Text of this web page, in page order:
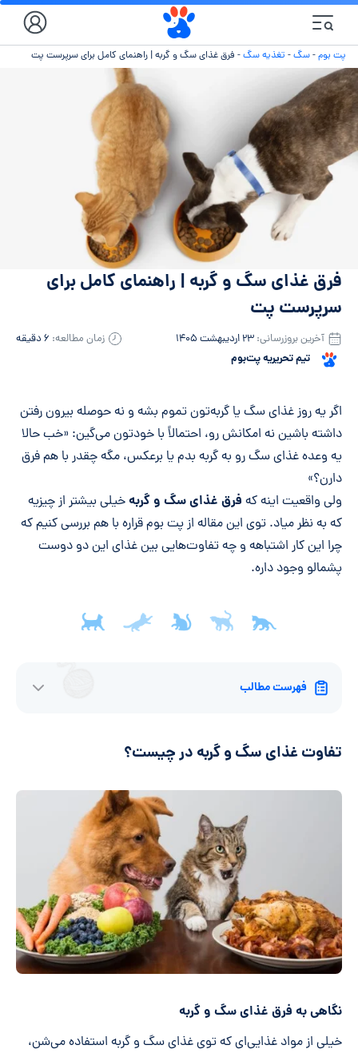
پت بوم-سگ- تغذیه سگ- فرق غذای سگ و گربه | راهنمای کامل برای سرپرست پت
فرق غذای سگ و گربه | راهنمای کامل برای
سرپرست پت
تیم تحریریه پت‌بوم
آخرین بروزرسانی: ۲۳ اردیبهشت ۱۴۰۵ زمان مطالعه: ۶ دقیقه
خلاصه مقاله
اگر یه روز غذای سگ یا گربه‌تون تموم بشه و نه حوصله بیرون رفتن
داشته باشین نه امکانش رو، احتمالاً با خودتون می‌گین: «خب حالا
یه وعده غذای سگ رو به گربه بدم یا برعکس، مگه چقدر با هم فرق
دارن؟»
ولی واقعیت اینه که فرق غذای سگ و گربهخیلی بیشتر از چیزیه
که به نظر میاد. توی این مقاله از پت بوم قراره با هم بررسی کنیم که
چرا این کار اشتباهه و چه تفاوت‌هایی بین غذای این دو دوست
پشمالو وجود داره.
فهرست مطالب
تفاوت غذای سگ و گربه در چیست؟
نگاهی به فرق غذای سگ و گربه
خیلی از مواد غذایی‌ای که توی غذای سگ و گربه استفاده می‌شن،